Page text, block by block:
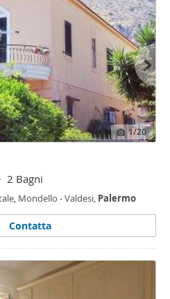
1/20
2 Bagni
Mondello - Valdesi, Palermo
Contatta